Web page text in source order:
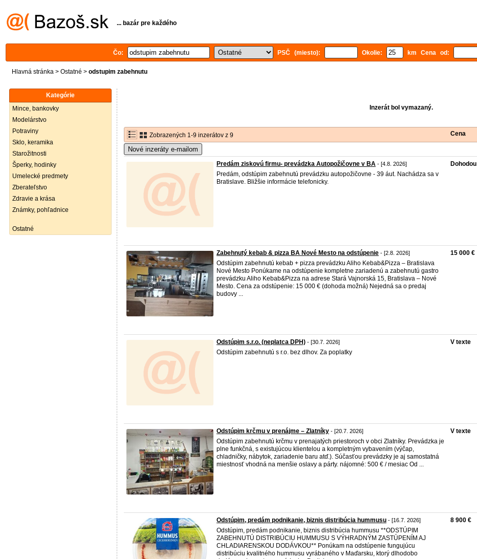
... bazár pre každého
Čo: PSČ (miesto): Okolie: km Cena od:
Hlavná stránka > Ostatné > odstupim zabehnutu
Kategórie
Mince, bankovky
Modelárstvo
Potraviny
Sklo, keramika
Starožitnosti
Šperky, hodinky
Umelecké predmety
Zberateľstvo
Zdravie a krása
Známky, pohľadnice
Ostatné
Inzerát bol vymazaný.
Zobrazených 1-9 inzerátov z 9 Cena
Nové inzeráty e-mailom
Predám ziskovú firmu- prevádzka Autopožičovne v BA - [4.8. 2026]
Predám, odstúpim zabehnutú prevádzku autopožičovne - 39 áut. Nachádza sa v
Bratislave. Bližšie informácie telefonicky.
Dohodou
Zabehnutý kebab & pizza BA Nové Mesto na odstúpenie - [2.8. 2026]
Odstúpim zabehnutú kebab + pizza prevádzku Aliho Kebab&Pizza – Bratislava
Nové Mesto Ponúkame na odstúpenie kompletne zariadenú a zabehnutú gastro
prevádzku Aliho Kebab&Pizza na adrese Stará Vajnorská 15, Bratislava – Nové
Mesto. Cena za odstúpenie: 15 000 € (dohoda možná) Nejedná sa o predaj
budovy ...
15 000 €
Odstúpim s.r.o. (neplatca DPH) - [30.7. 2026]
Odstúpim zabehnutú s r.o. bez dlhov. Za poplatky
V texte
Odstúpim krčmu v prenájme – Zlatníky - [20.7. 2026]
Odstúpim zabehnutú krčmu v prenajatých priestoroch v obci Zlatníky. Prevádzka je
plne funkčná, s existujúcou klientelou a kompletným vybavením (výčap,
chladničky, nábytok, zariadenie baru atď.). Súčasťou prevádzky je aj samostatná
miestnosť vhodná na menšie oslavy a párty. nájomné: 500 € / mesiac Od ...
V texte
Odstúpim, predám podnikanie, biznis distribúcia hummusu - [16.7. 2026]
Odstúpim, predám podnikanie, biznis distribúcia hummusu **ODSTÚPIM
ZABEHNUTÚ DISTRIBÚCIU HUMMUSU S VÝHRADNÝM ZASTÚPENÍM AJ
CHLADIARENSKOU DODÁVKOU** Ponúkam na odstúpenie fungujúcu
distribúciu kvalitného hummusu vyrábaného v Maďarsku, ktorý dlhodobo
8 900 €